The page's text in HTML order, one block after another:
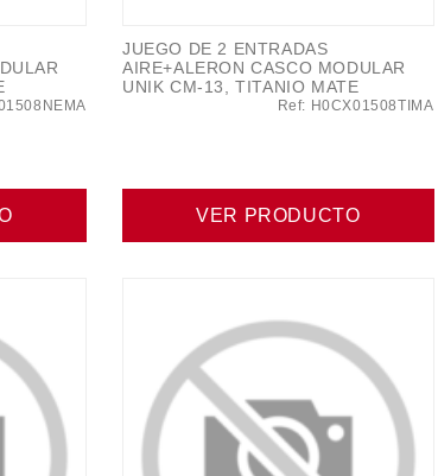
JUEGO DE 2 ENTRADAS
AIRE+ALERON CASCO MODULAR
UNIK CM-13, TITANIO MATE
Ref: H0CX01508TIMA
VER PRODUCTO